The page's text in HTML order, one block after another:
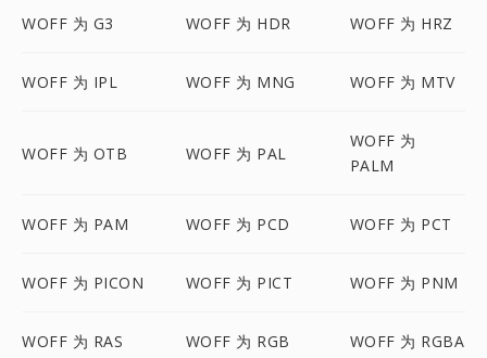
WOFF 为 G3 WOFF 为 HDR WOFF 为 HRZ
WOFF 为 IPL WOFF 为 MNG WOFF 为 MTV
WOFF 为 OTB WOFF 为 PAL
WOFF 为
PALM
WOFF 为 PAM WOFF 为 PCD WOFF 为 PCT
WOFF 为 PICON WOFF 为 PICT WOFF 为 PNM
WOFF 为 RAS WOFF 为 RGB WOFF 为 RGBA